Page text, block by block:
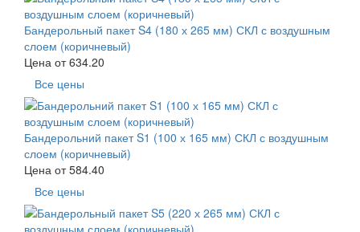
Бандерольный пакет S4 (180 х 265 мм) СКЛ с воздушным
слоем (коричневый)
Цена от634.20
Все цены
Бандерольний пакет S1 (100 х 165 мм) СКЛ с воздушным
слоем (коричневый)
Цена от584.40
Все цены